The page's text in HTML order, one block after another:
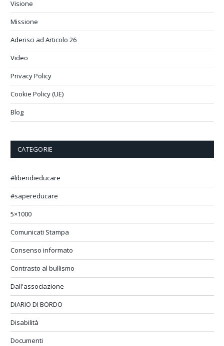
Visione
Missione
Aderisci ad Articolo 26
Video
Privacy Policy
Cookie Policy (UE)
Blog
CATEGORIE
#liberidieducare
#sapereducare
5×1000
Comunicati Stampa
Consenso informato
Contrasto al bullismo
Dall'associazione
DIARIO DI BORDO
Disabilità
Documenti